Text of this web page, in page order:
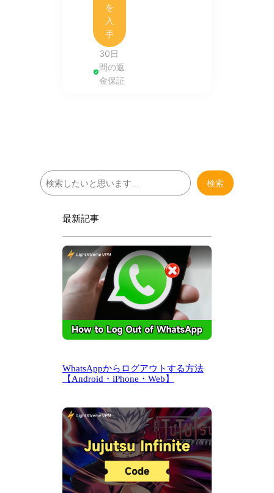
を
入
手
30日
間の返
金保証
検
索
検索
最新記事
WhatsAppからログアウトする方法
【Android・iPhone・Web】